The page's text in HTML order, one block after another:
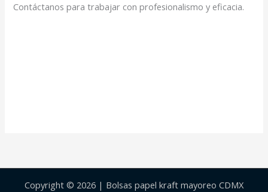
Contáctanos para trabajar con profesionalismo y eficacia.
Copyright © 2026 | Bolsas papel kraft mayoreo CDMX